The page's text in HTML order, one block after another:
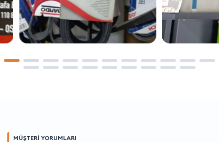
MÜŞTERİ YORUMLARI